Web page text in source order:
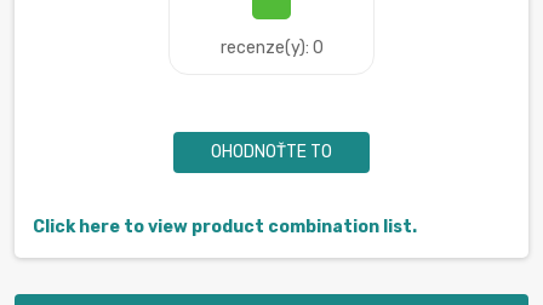
recenze(y): 0
OHODNOŤTE TO
Click here to view product combination list.